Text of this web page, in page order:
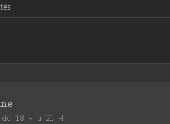
18 H a 21 H